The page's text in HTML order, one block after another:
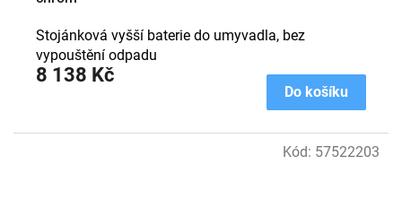
8 138 Kč
Do košíku
Stojánková vyšší baterie do umyvadla, bez
vypouštění odpadu
Kód: 57522203